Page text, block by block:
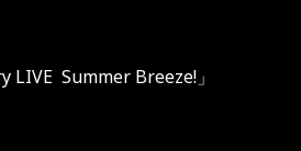
LIVE Summer Breeze! 」